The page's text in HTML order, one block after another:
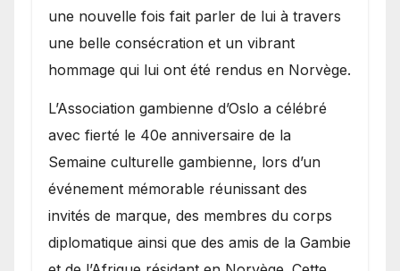
une nouvelle fois fait parler de lui à travers
une belle consécration et un vibrant
hommage qui lui ont été rendus en Norvège.
​L’Association gambienne d’Oslo a célébré
avec fierté le 40e anniversaire de la
Semaine culturelle gambienne, lors d’un
événement mémorable réunissant des
invités de marque, des membres du corps
diplomatique ainsi que des amis de la Gambie